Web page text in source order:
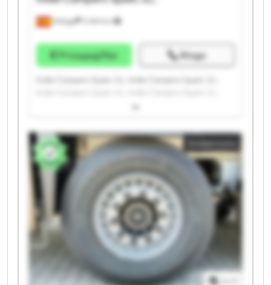
Málaga
Prisuppgifter Ringa
Indie Campers Spain, S.L. Indie Campers Spain, S.L.
Indie Campers Spain, S.L. Indie Campers Spain, S.L.
Indie Campers Spain, S.L. Indie Campers Spain, S.L.
Indie Campers Spain, S.L. Indie Campers Spain, S.L.
Indie Campers Spain, S.L. Indie Campers Spain, S.L.
Indie Campers Spain, S.L. Indie Campers Spain, S.L.
Indie Campers Spain, S.L. Indie Campers Spain, S.L.
Indie Campers Spain, S.L. Indie Campers Spain, S.L.
Småannons